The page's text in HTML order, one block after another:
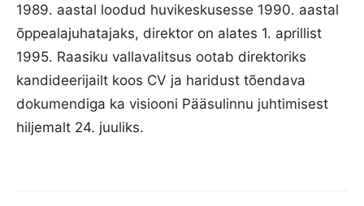
1989. aastal loodud huvikeskusesse 1990. aastal
õppealajuhatajaks, direktor on alates 1. aprillist
1995. Raasiku vallavalitsus ootab direktoriks
kandideerijailt koos CV ja haridust tõendava
dokumendiga ka visiooni Pääsulinnu juhtimisest
hiljemalt 24. juuliks.